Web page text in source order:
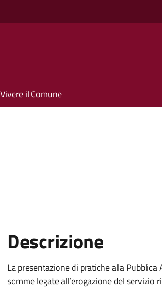
Vivere il Comune
Descrizione
La presentazione di pratiche alla
somme legate all’erogazione del servizio